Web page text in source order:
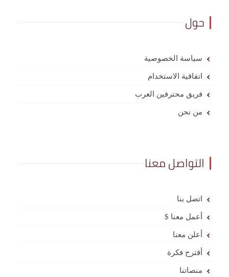
حول
سياسة الخصوصية
اتفاقية الاستخدام
فريق محترفين العرب
من نحن
التواصل معنا
اتصل بنا
أعمل معنا $
أعلن معنا
أقترح فكرة
منصاتنا